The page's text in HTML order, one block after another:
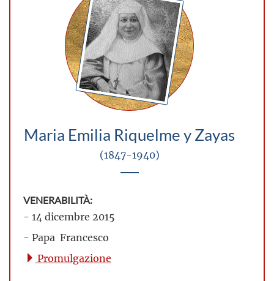
Maria Emilia Riquelme y Zayas
(1847-1940)
VENERABILITÀ:
- 14 dicembre 2015
- Papa Francesco
Promulgazione